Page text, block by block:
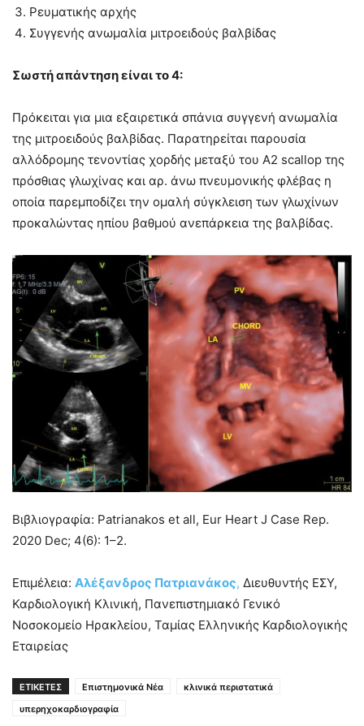
Ρευματικής αρχής
Συγγενής ανωμαλία μιτροειδούς βαλβίδας
Σωστή απάντησηείναι το 4:
Πρόκειται για μια εξαιρετικά σπάνια συγγενή ανωμαλία
της μιτροειδούς βαλβίδας. Παρατηρείται παρουσία
αλλόδρομης τενοντίας χορδής μεταξύ του A2 scallop της
πρόσθιας γλωχίνας και αρ. άνω πνευμονικής φλέβας η
οποία παρεμποδίζει την ομαλή σύγκλειση των γλωχίνων
προκαλώντας ηπίου βαθμού ανεπάρκεια της βαλβίδας.
Βιβλιογραφία: Patrianakos et all, Eur Heart J Case Rep.
2020 Dec; 4(6): 1–2.
Επιμέλεια: Αλέξανδρος Πατριανάκος, Διευθυντής ΕΣΥ,
Καρδιολογική Κλινική, Πανεπιστημιακό Γενικό
Νοσοκομείο Ηρακλείου, Ταμίας Ελληνικής Καρδιολογικής
Εταιρείας
ΕΤΙΚΕΤΕΣ Επιστημονικά Νέα
κλινικά περιστατικά
υπερηχοκαρδιογραφία